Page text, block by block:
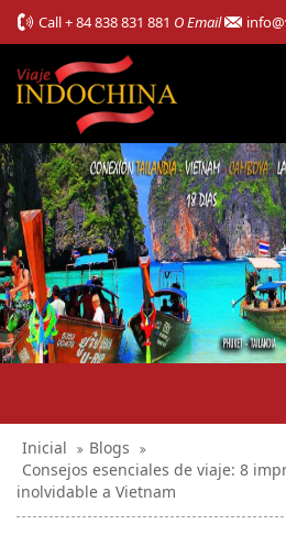
Call+ 84 838 831 881 O Email
Inicial
Blogs
Consejos esenciales de viaje: 8
inolvidable a Vietnam